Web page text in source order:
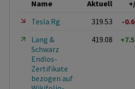
Name Aktuell
Tesla Rg
319.53
-
Lang &
Schwarz
Endlos-
Zertifikate
bezogen auf
419.08